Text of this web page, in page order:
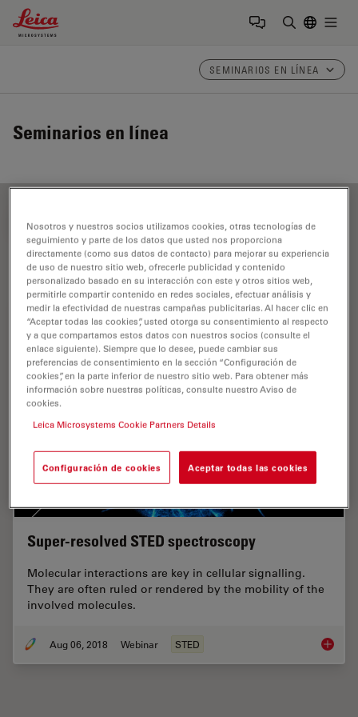
Leica Microsystems Logo
SEMINARIOS EN LÍNEA
Seminarios en línea
FILTER ARTICLES
F-Techniques
Super-resolved STED spectroscopy
Molecular interactions are key in cellular signalling.
They are often ruled or rendered by the mobility of the
involved molecules.
Aug 06, 2018 Webinar STED Super-
Nosotros y nuestros socios utilizamos cookies, otras tecnologías de
seguimiento y parte de los datos que usted nos proporciona
directamente (como sus datos de contacto) para mejorar su experiencia
de uso de nuestro sitio web, ofrecerle publicidad y contenido
personalizado basado en su interacción con este y otros sitios web,
permitirle compartir contenido en redes sociales, efectuar análisis y
medir la efectividad de nuestras campañas publicitarias. Al hacer clic en
“Aceptar todas las cookies”, usted otorga su consentimiento al respecto
y a que compartamos estos datos con nuestros socios (consulte el
enlace siguiente). Siempre que lo desee, puede cambiar sus
preferencias de consentimiento en la sección “Configuración de
cookies”, en la parte inferior de nuestro sitio web. Para obtener más
información sobre nuestras políticas, consulte nuestro Aviso de
cookies.
Leica Microsystems Cookie Partners Details
Configuración de cookies Aceptar todas las cookies